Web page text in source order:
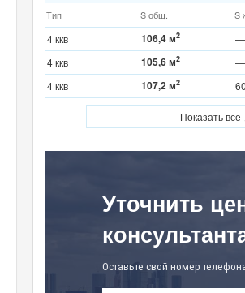
Тип S общ. S
4 ккв 106,4 м2 —
4 ккв 105,6 м2 —
4 ккв 107,2 м2
Показать все
Уточнить
Оставьте свой номер